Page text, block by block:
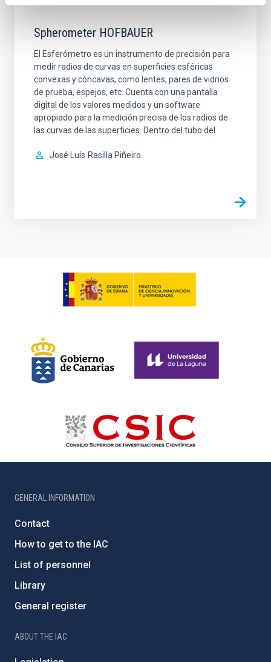
Spherometer HOFBAUER
El Esferómetro es un instrumento de precisión para
medir radios de curvas en superficies esféricas
convexas y cóncavas, como lentes, pares de vidrios
de prueba, espejos, etc. Cuenta con una pantalla
digital de los valores medidos y un software
apropiado para la medición precisa de los radios de
las curvas de las superficies. Dentro del tubo del
José Luís Rasilla Piñeiro
GENERAL INFORMATION
Contact
How to get to the IAC
List of personnel
Library
General register
ABOUT THE IAC